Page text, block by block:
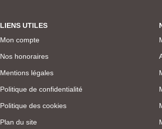
LIENS UTILES
Mon compte
Nos honoraires
Mentions légales
Politique de confidentialité
Politique des cookies
Plan du site